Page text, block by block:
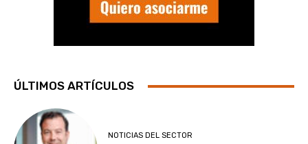
ÚLTIMOS ARTÍCULOS
NOTICIAS DEL SECTOR